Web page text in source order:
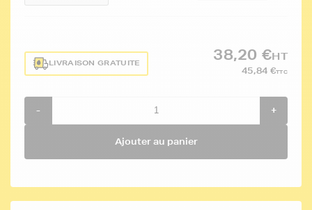
LIVRAISON GRATUITE
38,20 €HT
45,84 €TTC
- +
Ajouter au panier